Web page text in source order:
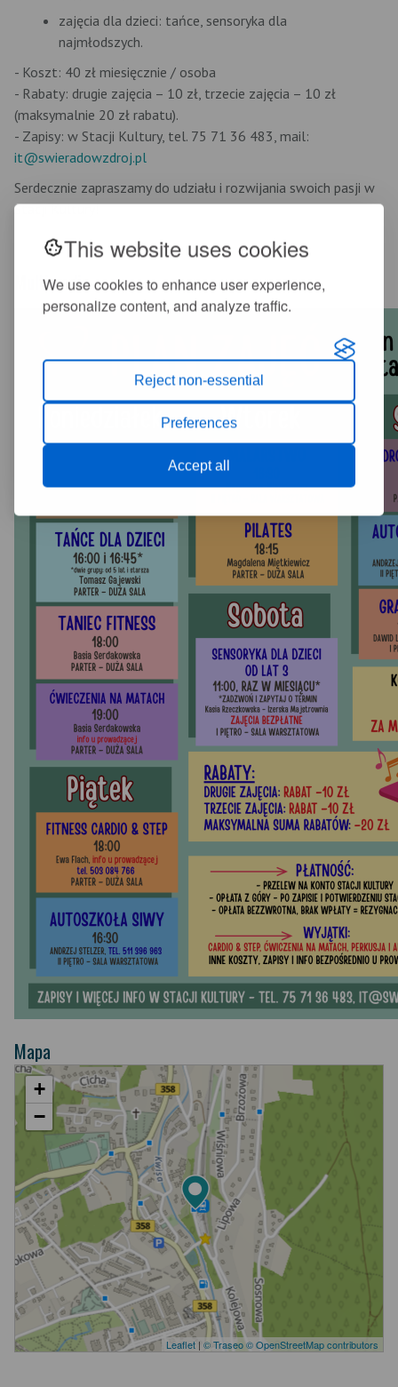
This website uses cookies
We use cookies to enhance user experience,
personalize content, and analyze traffic.
Reject non-essential
Preferences
Accept all
zajęcia dla dzieci: tańce, sensoryka dla
najmłodszych.
- Koszt: 40 zł miesięcznie / osoba
- Rabaty: drugie zajęcia – 10 zł, trzecie zajęcia – 10 zł
(maksymalnie 20 zł rabatu).
- Zapisy: w Stacji Kultury, tel. 75 71 36 483, mail:
it@swieradowzdroj.pl
Serdecznie zapraszamy do udziału i rozwijania swoich pasji w
Stacji Kultury!
Multimedia
Mapa
+
−
Leaflet | © Traseo© OpenStreetMap contributors